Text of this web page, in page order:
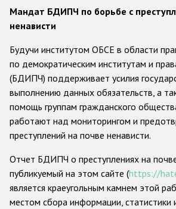
Мандат БДИПЧ по борьбе с
ненависти
Будучи институтом ОБСЕ в области
по демократическим институтам и
(БДИПЧ) поддерживает усилия
выполнению данных обязательств, а
помощь группам гражданского
работают над мониторингом и
преступлений на почве ненависти.
Отчет БДИПЧ о преступлениях на
публикуемый на этом сайте (https://
является краеугольным камнем этой
местом сбора информации, статистики